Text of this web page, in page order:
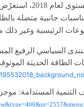
لعام 2018،
جانبية متصلة
الرئيسية وغير
السياسي الرفيع
الطاقة الحديثة
التنمية المستدامة: